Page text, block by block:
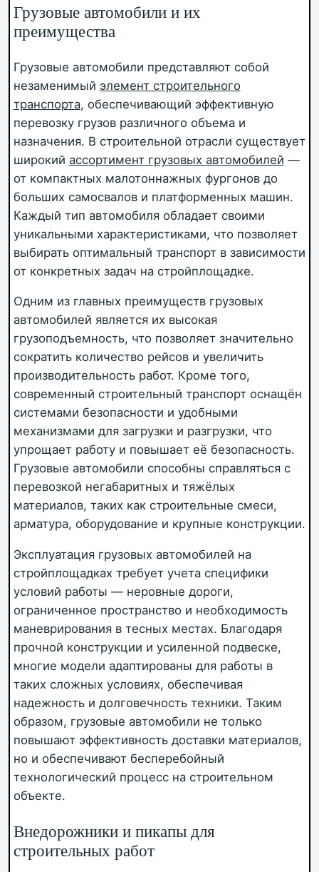
Грузовые автомобили и их
преимущества
Грузовые автомобили представляют собой
незаменимый элемент строительного
транспорта, обеспечивающий эффективную
перевозку грузов различного объема и
назначения. В строительной отрасли существует
широкий ассортимент грузовых автомобилей —
от компактных малотоннажных фургонов до
больших самосвалов и платформенных машин.
Каждый тип автомобиля обладает своими
уникальными характеристиками, что позволяет
выбирать оптимальный транспорт в зависимости
от конкретных задач на стройплощадке.
Одним из главных преимуществ грузовых
автомобилей является их высокая
грузоподъемность, что позволяет значительно
сократить количество рейсов и увеличить
производительность работ. Кроме того,
современный строительный транспорт оснащён
системами безопасности и удобными
механизмами для загрузки и разгрузки, что
упрощает работу и повышает её безопасность.
Грузовые автомобили способны справляться с
перевозкой негабаритных и тяжёлых
материалов, таких как строительные смеси,
арматура, оборудование и крупные конструкции.
Эксплуатация грузовых автомобилей на
стройплощадках требует учета специфики
условий работы — неровные дороги,
ограниченное пространство и необходимость
маневрирования в тесных местах. Благодаря
прочной конструкции и усиленной подвеске,
многие модели адаптированы для работы в
таких сложных условиях, обеспечивая
надежность и долговечность техники. Таким
образом, грузовые автомобили не только
повышают эффективность доставки материалов,
но и обеспечивают бесперебойный
технологический процесс на строительном
объекте.
Внедорожники и пикапы для
строительных работ